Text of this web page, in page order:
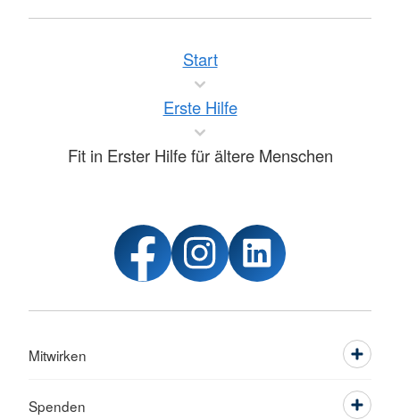
Start
Erste Hilfe
Fit in Erster Hilfe für ältere Menschen
Mitwirken
Spenden